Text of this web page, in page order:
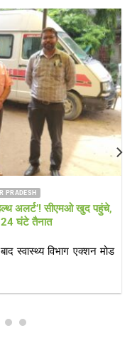
NEWS
चौड़ी सड़कों के बीच खड़े
दे रहे बिजली के खंभे, नगर